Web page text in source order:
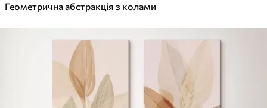
Геометрична абстракція з колами